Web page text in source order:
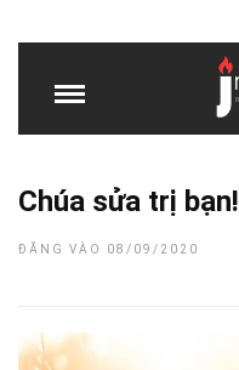
Chúa sửa trị bạn!
ĐĂNG VÀO 08/09/2020